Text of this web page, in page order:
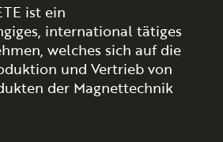
ist ein
international tätiges
welches sich auf die
und Vertrieb von
der Magnettechnik